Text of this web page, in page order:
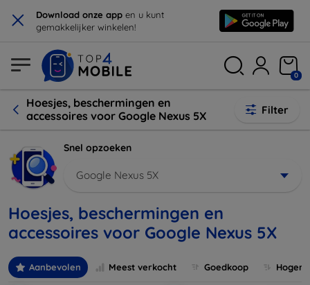
× Download onze app en u kunt
gemakkelijker winkelen!
0
Hoesjes, beschermingen en
accessoires voor Google Nexus 5X
Filter
Snel opzoeken
Google Nexus 5X
Hoesjes, beschermingen en
accessoires voor Google Nexus 5X
Aanbevolen Meest verkocht Goedkoop